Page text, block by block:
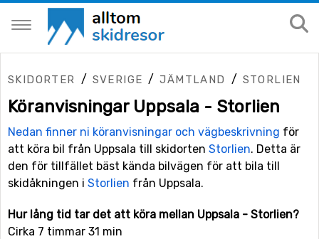
SKIDORTER / SVERIGE /JÄMTLAND / STORLIEN
Köranvisningar Uppsala - Storlien
Nedan finner ni köranvisningar och vägbeskrivning för
att köra bil från Uppsala till skidorten Storlien. Detta är
den för tillfället bäst kända bilvägen för att bila till
skidåkningen i Storlien från Uppsala.
Hur lång tid tar det att köra mellan Uppsala - Storlien?
Cirka 7 timmar 31 min